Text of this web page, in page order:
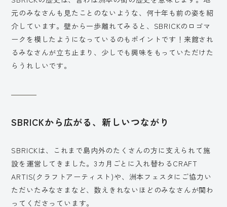
元のみなさんも見たことのないような、何十年も前の姿を紹
介しています。壁から一歩離れてみると、SBRICKのロゴマ
ークを模したようになっているのもポイントです！来館され
るみなさんが立ち止まり、少しでも興味をもっていただけた
らうれしいです。
SBRICKから広がる、新しいつながり
SBRICKは、これまで島内外のたくさんの方に支えられて施
設を運営してきました。3カ月ごとに入れ替わるCRAFT
ARTIS(クラフトアーティスト)や、洲本フェスタにご協力い
ただいたみなさまなど、数えきれないほどのみなさんが関わ
ってくださっています。